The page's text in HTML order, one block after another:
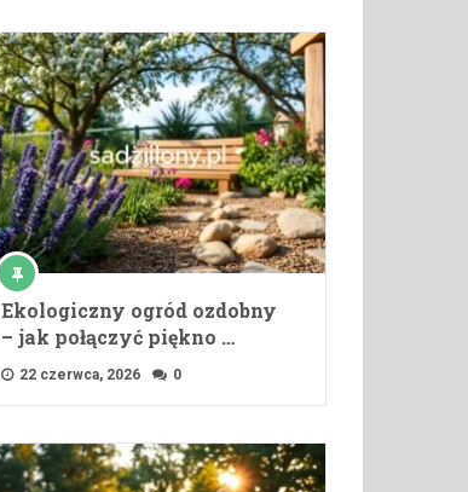
Ekologiczny ogród ozdobny
– jak połączyć piękno …
22 czerwca, 2026 0